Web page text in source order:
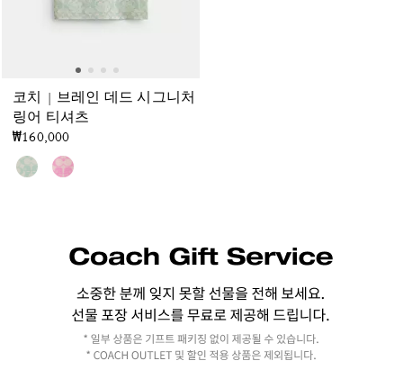
코치 | 브레인 데드 시그니처
링어 티셔츠
₩160,000